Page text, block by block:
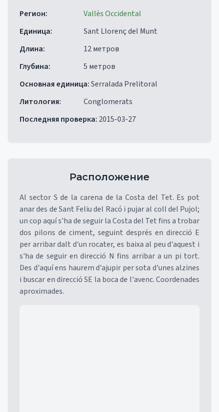
Регион:
Vallès Occidental
Единица:
Sant Llorenç del Munt
Длина:
12 метров
Глубина:
5 метров
Основная единица:Serralada Prelitoral
Литология:
Conglomerats
Последняя проверка: 2015-03-27
Расположение
Al sector S de la carena de la Costa del Tet. Es pot
anar des de Sant Feliu del Racó i pujar al coll del Pujol;
un cop aquí s'ha de seguir la Costa del Tet fins a trobar
dos pilons de ciment, seguint després en direcció E
per arribar dalt d'un rocater, es baixa al peu d'aquest i
s'ha de seguir en direcció N fins arribar a un pi tort.
Des d'aquí ens haurem d'ajupir per sota d'unes alzines
i buscar en direcció SE la boca de l'avenc. Coordenades
aproximades.